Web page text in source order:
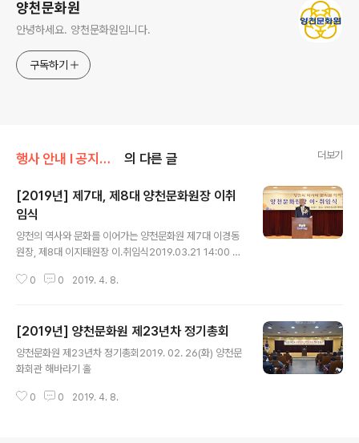
양천문화원
안녕하세요. 양천문화원입니다.
구독하기
행사 안내 Ι 공지사항/문화원 소식 의 다른 글 더보기
[2019년] 제7대, 제8대 양천문화원장 이취
임식
양천의 역사와 문화를 이어가는 양천문화원 제7대 이경동
원장, 제8대 이지태원장 이.취임식2019.03.21 14:00 양
0 0 2019. 4. 8.
[2019년] 양천문화원 제23년차 정기총회
양천문화원 제23년차 정기총회2019. 02. 26(화) 양천문
화회관 해바라기 홀
0 0 2019. 4. 8.